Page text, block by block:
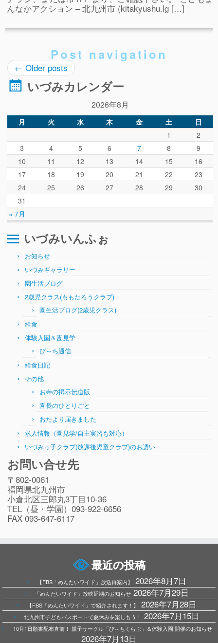
んなかアクション – 北九州市 (kitakyushu.lg […]
Post navigation
← Older posts
いづみカレンダー
2026年8月
月 火 水 木 金 土 日
« 7月
1
2
3
4 5 6 7 8
9
10
11 12 13 14 15
16
17
18 19 20 21 22
23
24
25 26 27 28 29
30
31
いづみいんふぉ
お知らせ
いづみギャラリー
園生活ブログ
2歳児クラス(ももたろうクラブ)
園生活ブログ(2歳児クラス)
給食
体験入園＆園見学
ぴ～ち通信
給食日記
その他
お寺の掲示伝道版
園長のひとりごと
おたより届きました
求人情報（園見学/自主実習も対応）
いづみっ子クラブ(放課後児童クラブ)のお誘い
お問い合せ先
〒802-0061
福岡県北九州市
小倉北区三郎丸3丁目10-36
TEL（昼・学園）093-922-6656
FAX 093-647-6117
最近の投稿
【FBS「めんたいワイド」放送再案内】 2026年8月7日
「めんたいワイド」放映延期のお知らせ 2026年7月29日
【FBS「めんたいワイド」で紹介されます！】 2026年7月28日
北九州市子どもパスポートで夏休みを楽しもう！ 2026年7月15日
10月1日願書配布直前！ 親子サークル「ぴ～ちくらぶ」＆体験入園 開催のお知らせ
2026年7月13日